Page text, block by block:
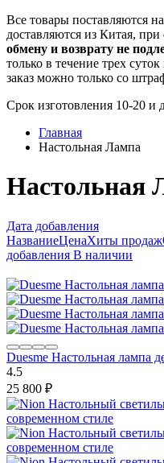
Все товары поставляются
доставляются из Китая,
обмену и возврату не
только в течение трех
заказ можно только со
Срок изготовления 10-20 и
Главная
Настольная Лампа
Настольная
Дата добавления
НазваниеЦенаХиты продаж
добавления В наличии
Duesme Настольная лампа
4.5
25 800 ₽